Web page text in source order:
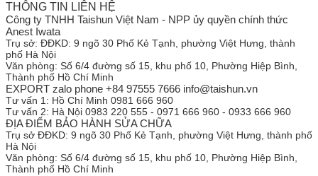
THÔNG TIN LIÊN HỆ
Công ty TNHH Taishun Việt Nam - NPP ủy quyền chính thức
Anest Iwata
Trụ sở: ĐĐKD: 9 ngõ 30 Phố Kẻ Tạnh, phường Việt Hưng, thành
phố Hà Nội
Văn phòng: Số 6/4 đường số 15, khu phố 10, Phường Hiệp Bình,
Thành phố Hồ Chí Minh
EXPORT zalo phone +84 97555 7666 info@taishun.vn
Tư vấn 1: Hồ Chí Minh 0981 666 960
Tư vấn 2: Hà Nội 0983 220 555 - 0971 666 960 - 0933 666 960
ĐỊA ĐIỂM BẢO HÀNH SỬA CHỮA
Trụ sở ĐĐKD: 9 ngõ 30 Phố Kẻ Tạnh, phường Việt Hưng, thành phố
Hà Nội
Văn phòng: Số 6/4 đường số 15, khu phố 10, Phường Hiệp Bình,
Thành phố Hồ Chí Minh